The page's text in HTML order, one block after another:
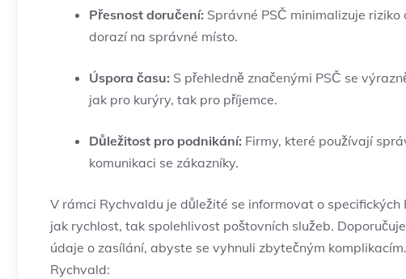
Přesnost doručení: Správné PSČ minimalizuje
dorazí na správné místo.
Úspora času: S přehledně značenými PSČ se
jak pro kurýry, tak pro příjemce.
Důležitost pro podnikání: Firmy, které používají
komunikaci se zákazníky.
V rámci Rychvaldu je důležité se informovat o
jak rychlost, tak spolehlivost poštovních služeb.
údaje o zasílání, abyste se vyhnuli zbytečným
Rychvald: